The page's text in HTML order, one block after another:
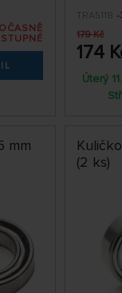
TRA5118
-
179 Kč
174
Úterý
mm
(2 ks)